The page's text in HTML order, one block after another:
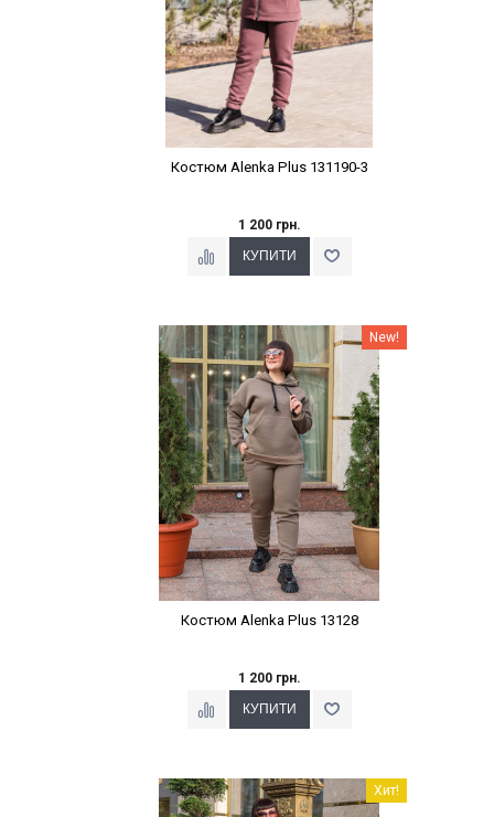
Костюм Alenka Plus 131190-3
1 200 грн.
Наклейки Варіант з % New!
Костюм Alenka Plus 13128
1 200 грн.
Наклейки Варіант з % Хит!